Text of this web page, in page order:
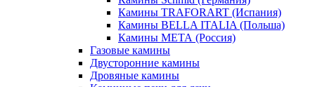
Камины TRAFORART (Испания)
Камины BELLA ITALIA (Польша)
Камины МЕТА (Россия)
Газовые камины
Двусторонние камины
Дровяные камины